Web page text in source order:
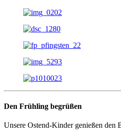
Den Frühling begrüßen
Unsere Ostend-Kinder genießen den